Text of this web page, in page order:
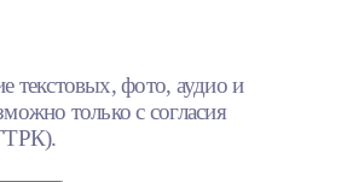
текстовых, фото, аудио и
только с согласия